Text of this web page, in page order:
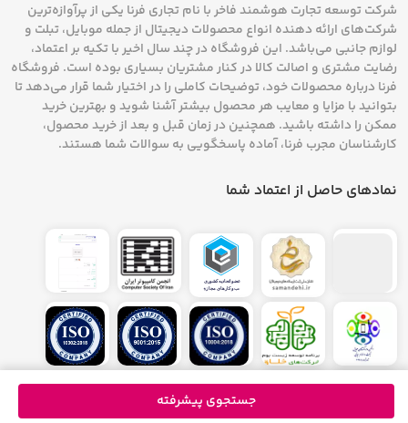
جستجوی پیشرفته
شرکت توسعه تجارت هوشمند فاخر با نام تجاری فرنا یکی از پرآوازه‌ترین
شرکت‌های ارائه دهنده انواع محصولات دیجیتال از جمله موبایل، تبلت و
لوازم جانبی می‌باشد. این فروشگاه در چند سال اخیر با تکیه بر اعتماد،
رضایت مشتری و اصالت کالا در کنار مشتریان بسیاری بوده است. فروشگاه
فرنا درباره محصولات خود، توضیحات کاملی را در اختیار شما قرار می‌دهد تا
بتوانید با مزایا و معایب هر محصول بیشتر آشنا شوید و بهترین خرید
ممکن را داشته باشید. همچنین در زمان قبل و بعد از خرید محصول،
کارشناسان مجرب فرنا، آماده پاسخگویی به سوالات شما هستند.
نمادهای حاصل از اعتماد شما